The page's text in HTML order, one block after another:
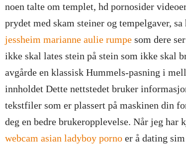
noen talte om templet, hd pornosider
prydet med skam steiner og tempelgaver, sa
jessheim marianne aulie rumpe som dere
ikke skal lates stein på stein som ikke skal
avgårde en klassisk Hummels-pasning i
innholdet Dette nettstedet bruker
tekstfiler som er plassert på maskinen din
deg en bedre brukeropplevelse. Når jeg har
webcam asian ladyboy porno er å dating